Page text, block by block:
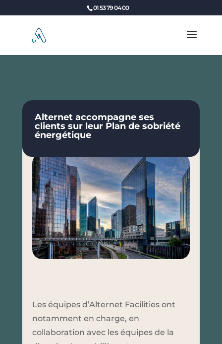
01 53 79 04 00
Alternet accompagne ses
clients sur leur Plan de sobriété
énergétique
Les équipes d’Alternet Facilities ont
notamment en charge, en
collaboration avec les équipes de la
Panneau de gestion des cookies